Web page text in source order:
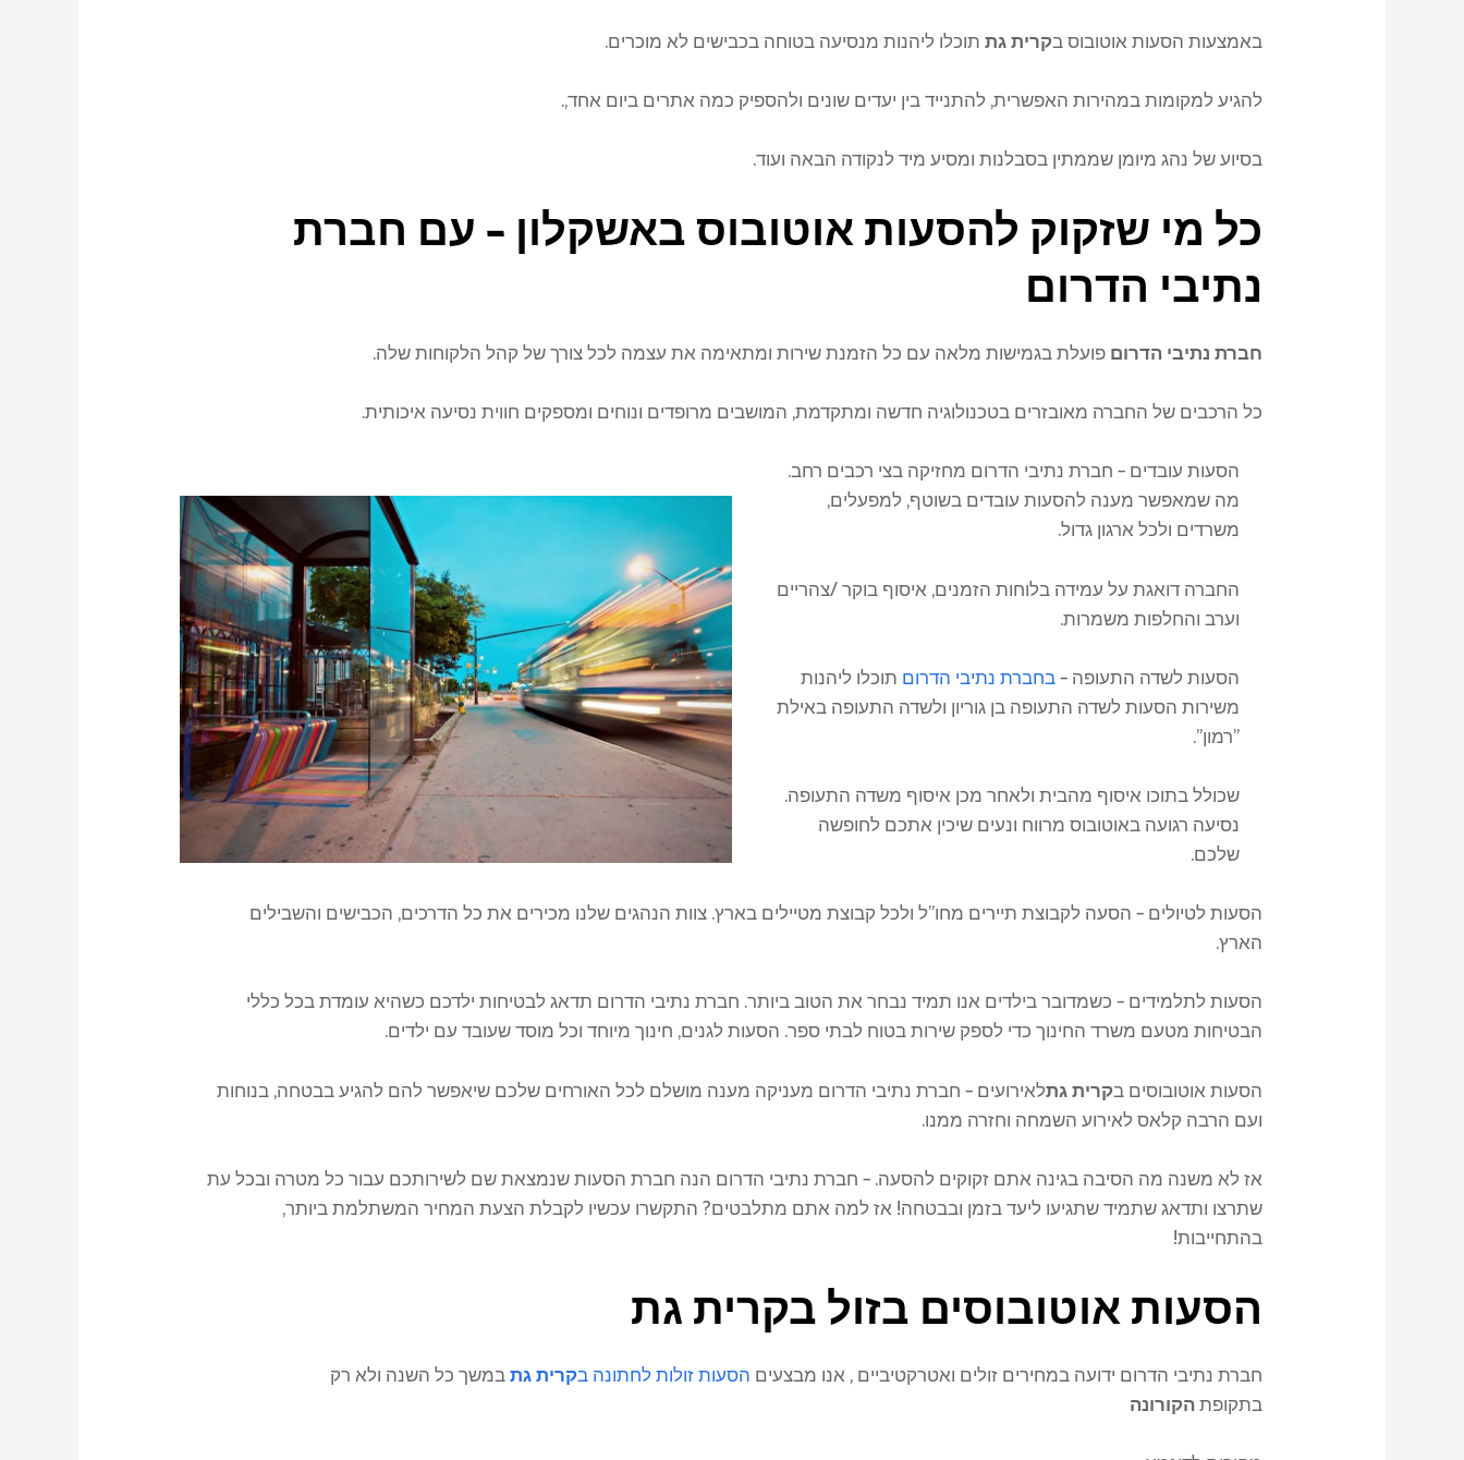
באמצעות הסעות אוטובוס בקרית גתתוכלו ליהנות מנסיעה בטוחה בכבישים לא מוכרים.
להגיע למקומות במהירות האפשרית, להתנייד בין יעדים שונים ולהספיק כמה אתרים ביום אחד,.
בסיוע של נהג מיומן שממתין בסבלנות ומסיע מיד לנקודה הבאה ועוד.
כל מי שזקוק להסעות אוטובוס באשקלון – עם חברת
נתיבי הדרום
חברת נתיבי הדרוםפועלת בגמישות מלאה עם כל הזמנת שירות ומתאימה את עצמה לכל צורך של קהל הלקוחות שלה.
כל הרכבים של החברה מאובזרים בטכנולוגיה חדשה ומתקדמת, המושבים מרופדים ונוחים ומספקים חווית נסיעה איכותית.
הסעות עובדים – חברת נתיבי הדרום מחזיקה בצי רכבים רחב.
מה שמאפשר מענה להסעות עובדים בשוטף, למפעלים,
משרדים ולכל ארגון גדול.
החברה דואגת על עמידה בלוחות הזמנים, איסוף בוקר /צהריים
וערב והחלפות משמרות.
הסעות לשדה התעופה –בחברת נתיבי הדרום תוכלו ליהנות
משירות הסעות לשדה התעופה בן גוריון ולשדה התעופה באילת
"רמון".
שכולל בתוכו איסוף מהבית ולאחר מכן איסוף משדה התעופה.
נסיעה רגועה באוטובוס מרווח ונעים שיכין אתכם לחופשה
שלכם.
הסעות לטיולים – הסעה לקבוצת תיירים מחו"ל ולכל קבוצת מטיילים בארץ. צוות הנהגים שלנו מכירים את כל הדרכים, הכבישים והשבילים
הארץ.
הסעות לתלמידים – כשמדובר בילדים אנו תמיד נבחר את הטוב ביותר. חברת נתיבי הדרום תדאג לבטיחות ילדכם כשהיא עומדת בכל כללי
הבטיחות מטעם משרד החינוך כדי לספק שירות בטוח לבתי ספר. הסעות לגנים, חינוך מיוחד וכל מוסד שעובד עם ילדים.
הסעות אוטובוסים בקרית גתלאירועים – חברת נתיבי הדרום מעניקה מענה מושלם לכל האורחים שלכם שיאפשר להם להגיע בבטחה, בנוחות
ועם הרבה קלאס לאירוע השמחה וחזרה ממנו.
אז לא משנה מה הסיבה בגינה אתם זקוקים להסעה. – חברת נתיבי הדרום הנה חברת הסעות שנמצאת שם לשירותכם עבור כל מטרה ובכל עת
שתרצו ותדאג שתמיד שתגיעו ליעד בזמן ובבטחה! אז למה אתם מתלבטים? התקשרו עכשיו לקבלת הצעת המחיר המשתלמת ביותר,
בהתחייבות!
הסעות אוטובוסים בזול בקרית גת
חברת נתיבי הדרום ידועה במחירים זולים ואטרקטיביים , אנו מבצעים הסעות זולות לחתונה בקרית גתבמשך כל השנה ולא רק
בתקופתהקורונה